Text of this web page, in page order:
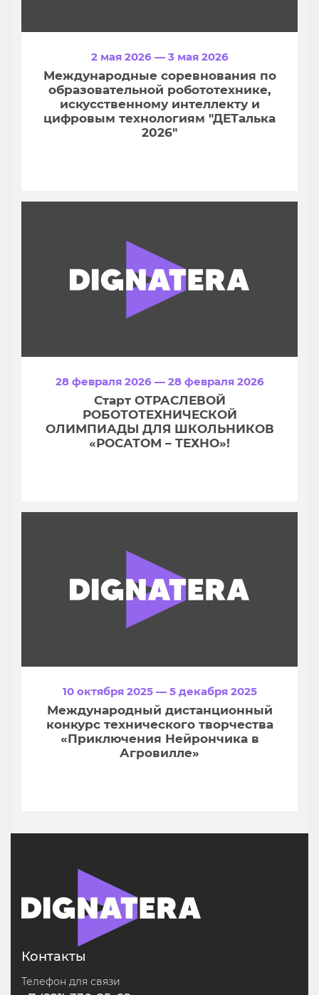
2 мая 2026 — 3 мая 2026
Международные соревнования по
образовательной робототехнике,
искусственному интеллекту и
цифровым технологиям "ДЕТалька
2026"
28 февраля 2026 — 28 февраля 2026
Старт ОТРАСЛЕВОЙ
РОБОТОТЕХНИЧЕСКОЙ
ОЛИМПИАДЫ ДЛЯ ШКОЛЬНИКОВ
«РОСАТОМ – ТЕХНО»!
10 октября 2025 — 5 декабря 2025
Международный дистанционный
конкурс технического творчества
«Приключения Нейрончика в
Агровилле»
Контакты
Телефон для связи